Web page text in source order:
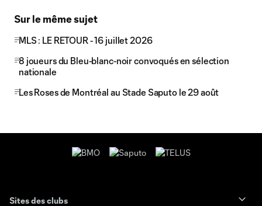
Sur le même sujet
MLS : LE RETOUR - 16 juillet 2026
8 joueurs du Bleu-blanc-noir convoqués en sélection
nationale
Les Roses de Montréal au Stade Saputo le 29 août
Sites des clubs